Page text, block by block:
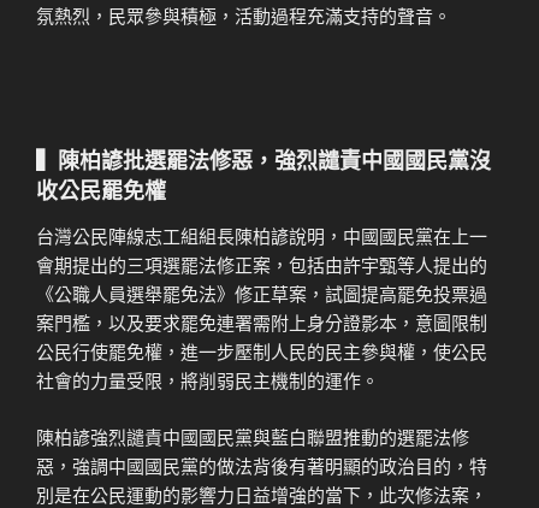
氛熱烈，民眾參與積極，活動過程充滿支持的聲音。
▍陳柏諺批選罷法修惡，強烈譴責中國國民黨沒
收公民罷免權
台灣公民陣線志工組組長陳柏諺說明，中國國民黨在上一
會期提出的三項選罷法修正案，包括由許宇甄等人提出的
《公職人員選舉罷免法》修正草案，試圖提高罷免投票過
案門檻，以及要求罷免連署需附上身分證影本，意圖限制
公民行使罷免權，進一步壓制人民的民主參與權，使公民
社會的力量受限，將削弱民主機制的運作。
陳柏諺強烈譴責中國國民黨與藍白聯盟推動的選罷法修
惡，強調中國國民黨的做法背後有著明顯的政治目的，特
別是在公民運動的影響力日益增強的當下，此次修法案，